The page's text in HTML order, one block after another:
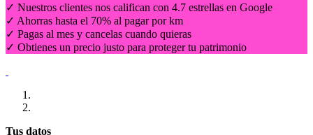
✓ Nuestros clientes nos califican con 4.7 estrellas en Google
✓ Ahorras hasta el 70% al pagar por km
✓ Pagas al mes y cancelas cuando quieras
✓ Obtienes un precio justo para proteger tu patrimonio
Tus datos